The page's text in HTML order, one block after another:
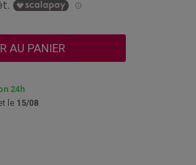
AU PANIER
24h
le 15/08